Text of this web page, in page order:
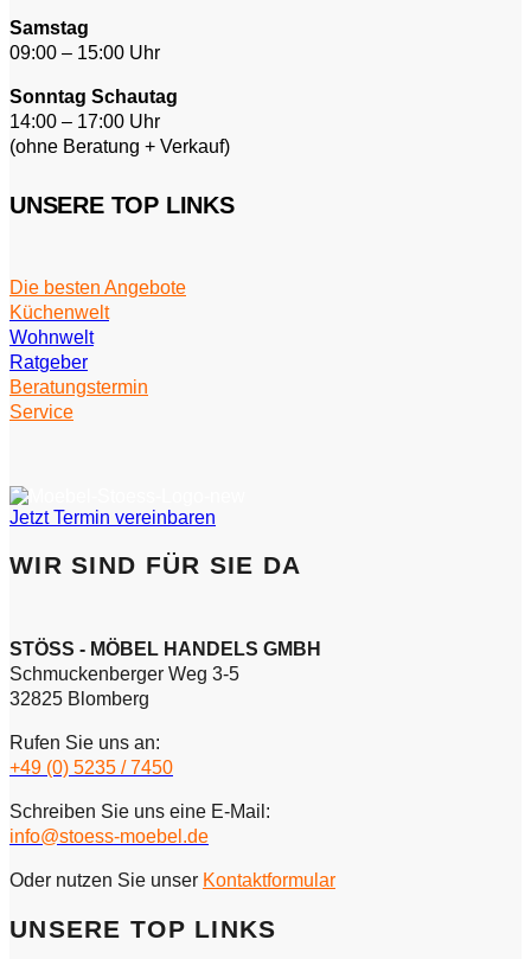
Samstag
09:00 – 15:00 Uhr
Sonntag Schautag
14:00 – 17:00 Uhr
(ohne Beratung + Verkauf)
UNSERE TOP LINKS
Die besten Angebote
Küchenwelt
Wohnwelt
Ratgeber
Beratungstermin
Service
Jetzt Termin vereinbaren
WIR SIND FÜR SIE DA
STÖSS - MÖBEL HANDELS GMBH
Schmuckenberger Weg 3-5
32825 Blomberg
Rufen Sie uns an:
+49 (0) 5235 / 7450
Schreiben Sie uns eine E-Mail:
info@stoess-moebel.de
Oder nutzen Sie unser Kontaktformular
UNSERE TOP LINKS